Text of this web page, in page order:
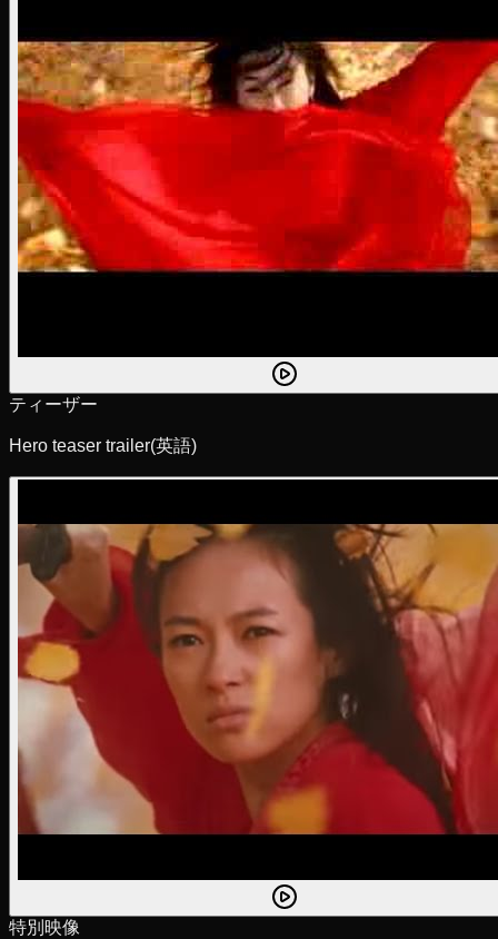
ティーザー
Hero teaser trailer(英語)
特別映像